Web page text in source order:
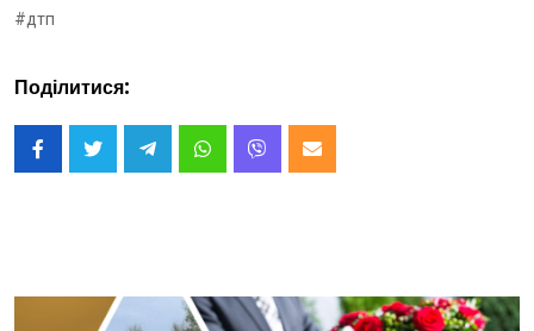
#дтп
Поділитися: